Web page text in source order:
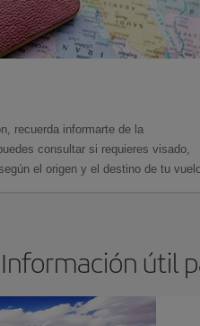
recuerda informarte de la
consultar si requieres visado,
el origen y el destino de tu
Información útil